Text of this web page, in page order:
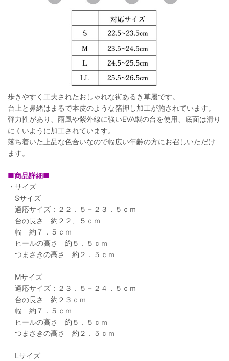
歩きやすく工夫されたおしゃれな街あるき草履です。
台上と鼻緒はまるで本皮のような箔押し加工が施されています。
弾力性があり、雨風や紫外線に強いEVA製の台を使用、底面は滑り
にくいように加工されています。
落ち着いた上品な色合いなので幅広い年齢の方にお召しいただけ
ます。
■商品詳細■
・サイズ
Sサイズ
適応サイズ：２２．５－２３．５ｃｍ
台の長さ 約２２、５ｃｍ
幅 約７．５ｃｍ
ヒールの高さ 約５．５ｃｍ
つまさきの高さ 約２．５ｃｍ
Mサイズ
適応サイズ：２３．５－２４．５ｃｍ
台の長さ 約２３ｃｍ
幅 約７．５ｃｍ
ヒールの高さ 約５．５ｃｍ
つまさきの高さ 約２．５ｃｍ
Lサイズ